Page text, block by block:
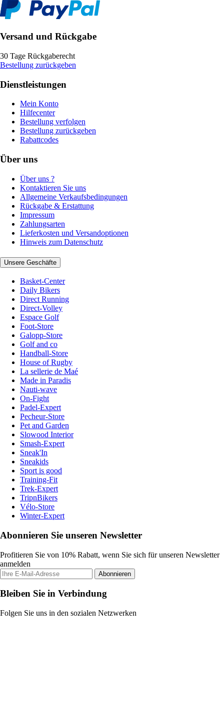
Versand und Rückgabe
30 Tage Rückgaberecht
Bestellung zurückgeben
Dienstleistungen
Mein Konto
Hilfecenter
Bestellung verfolgen
Bestellung zurückgeben
Rabattcodes
Über uns
Über uns ?
Kontaktieren Sie uns
Allgemeine Verkaufsbedingungen
Rückgabe & Erstattung
Impressum
Zahlungsarten
Lieferkosten und Versandoptionen
Hinweis zum Datenschutz
Unsere Geschäfte
Basket-Center
Daily Bikers
Direct Running
Direct-Volley
Espace Golf
Foot-Store
Galopp-Store
Golf and co
Handball-Store
House of Rugby
La sellerie de Maé
Made in Paradis
Nauti-wave
On-Fight
Padel-Expert
Pecheur-Store
Pet and Garden
Slowood Interior
Smash-Expert
Sneak'In
Sneakids
Sport is good
Training-Fit
Trek-Expert
TripnBikers
Vélo-Store
Winter-Expert
Abonnieren Sie unseren Newsletter
Profitieren Sie von 10% Rabatt, wenn Sie sich für unseren Newsletter
anmelden
Abonnieren
Bleiben Sie in Verbindung
Folgen Sie uns in den sozialen Netzwerken